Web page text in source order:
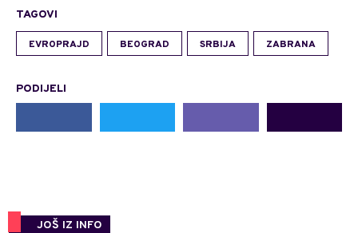
TAGOVI
EVROPRAJD BEOGRAD SRBIJA ZABRANA
PODIJELI
JOŠ IZ INFO